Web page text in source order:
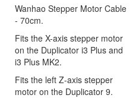
Wanhao Stepper Motor Cable
- 70cm.
Fits the X-axis stepper motor
on the Duplicator i3 Plus and
i3 Plus MK2.
Fits the left Z-axis stepper
motor on the Duplicator 9.